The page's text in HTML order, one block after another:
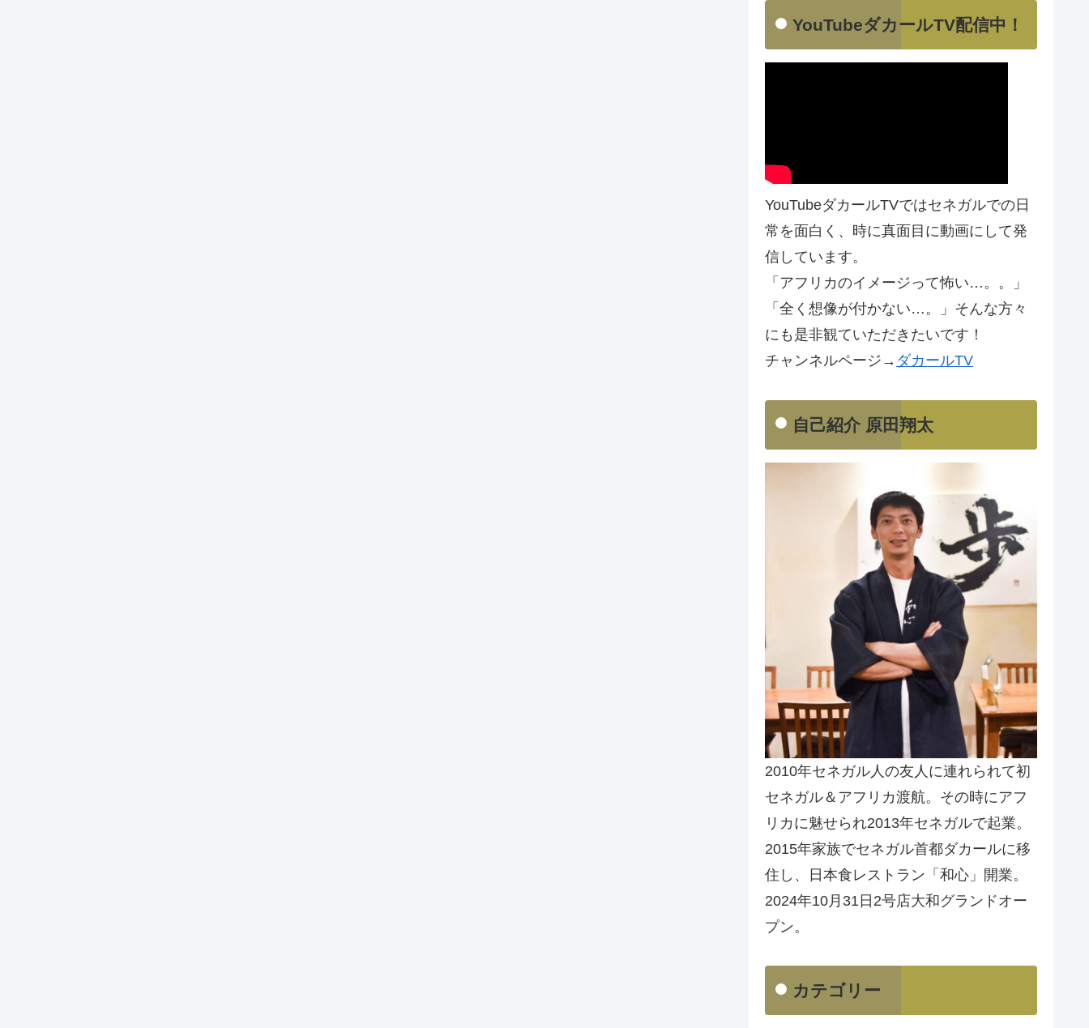
YouTubeダカールTV配信中！
YouTubeダカールTVではセネガルでの日
常を面白く、時に真面目に動画にして発
信しています。
「アフリカのイメージって怖い…。。」
「全く想像が付かない…。」そんな方々
にも是非観ていただきたいです！
チャンネルページ→ ダカールTV
自己紹介 原田翔太
2010年セネガル人の友人に連れられて初
セネガル＆アフリカ渡航。その時にアフ
リカに魅せられ2013年セネガルで起業。
2015年家族でセネガル首都ダカールに移
住し、日本食レストラン「和心」開業。
2024年10月31日2号店大和グランドオー
プン。
カテゴリー